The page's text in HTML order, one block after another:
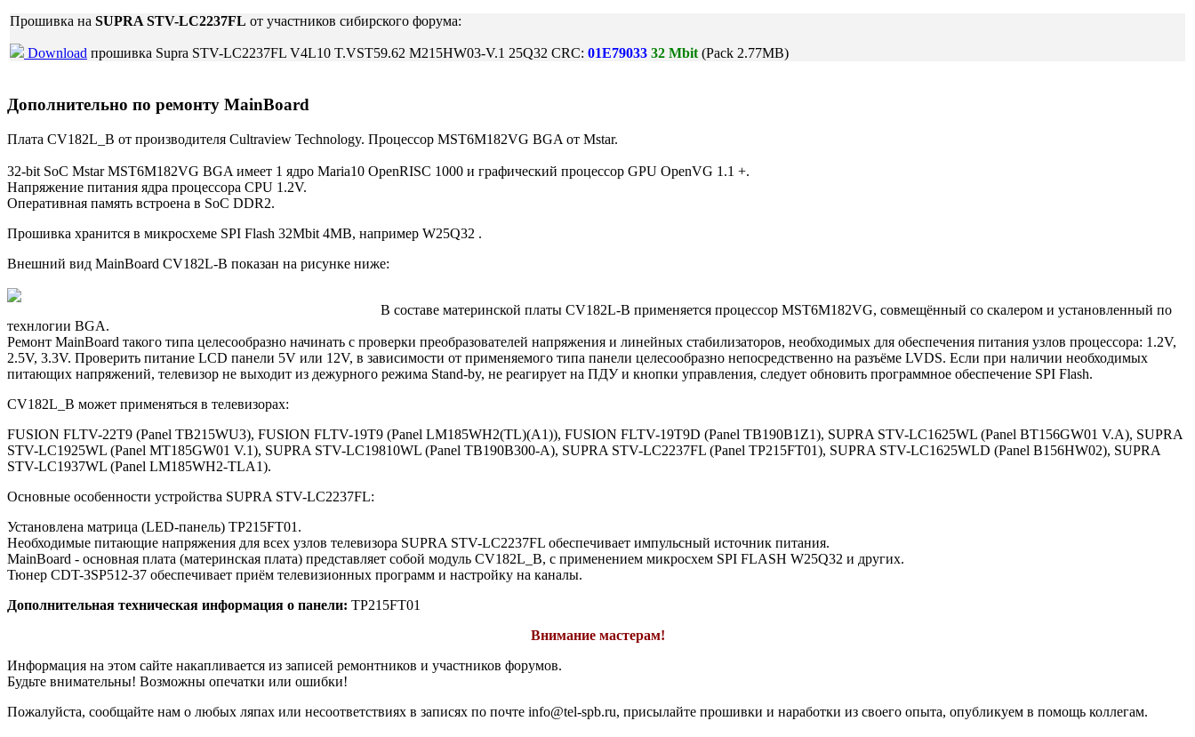
Прошивка на SUPRA STV-LC2237FL от участников сибирского форума:
Download прошивка Supra STV-LC2237FL V4L10 T.VST59.62 M215HW03-V.1 25Q32 CRC: 01E79033 32 Mbit (Pack 2.77MB)
Дополнительно по ремонту MainBoard
Плата CV182L_B от производителя Cultraview Technology. Процессор MST6M182VG BGA от Mstar.
32-bit SoC Mstar MST6M182VG BGA имеет 1 ядро Maria10 OpenRISC 1000 и графический процессор GPU OpenVG 1.1 +.
Напряжение питания ядра процессора CPU 1.2V.
Оперативная память встроена в SoC DDR2.
Прошивка хранится в микросхеме SPI Flash 32Mbit 4MB, например W25Q32 .
Внешний вид MainBoard CV182L-B показан на рисунке ниже:
В составе материнской платы CV182L-B применяется процессор MST6M182VG, совмещённый со скалером и установленный по
технлогии BGA.
Ремонт MainBoard такого типа целесообразно начинать с проверки преобразователей напряжения и линейных стабилизаторов, необходимых для обеспечения питания узлов процессора: 1.2V,
2.5V, 3.3V. Проверить питание LCD панели 5V или 12V, в зависимости от применяемого типа панели целесообразно непосредственно на разъёме LVDS. Если при наличии необходимых
питающих напряжений, телевизор не выходит из дежурного режима Stand-by, не реагирует на ПДУ и кнопки управления, следует обновить программное обеспечение SPI Flash.
CV182L_B может применяться в телевизорах:
FUSION FLTV-22T9 (Panel TB215WU3), FUSION FLTV-19T9 (Panel LM185WH2(TL)(A1)), FUSION FLTV-19T9D (Panel TB190B1Z1), SUPRA STV-LC1625WL (Panel BT156GW01 V.A), SUPRA
STV-LC1925WL (Panel MT185GW01 V.1), SUPRA STV-LC19810WL (Panel TB190B300-A), SUPRA STV-LC2237FL (Panel TP215FT01), SUPRA STV-LC1625WLD (Panel B156HW02), SUPRA
STV-LC1937WL (Panel LM185WH2-TLA1).
Основные особенности устройства SUPRA STV-LC2237FL:
Установлена матрица (LED-панель) TP215FT01.
Необходимые питающие напряжения для всех узлов телевизора SUPRA STV-LC2237FL обеспечивает импульсный источник питания.
MainBoard - основная плата (материнская плата) представляет собой модуль CV182L_B, с применением микросхем SPI FLASH W25Q32 и других.
Тюнер CDT-3SP512-37 обеспечивает приём телевизионных программ и настройку на каналы.
Дополнительная техническая информация о панели: TP215FT01
Внимание мастерам!
Информация на этом сайте накапливается из записей ремонтников и участников форумов.
Будьте внимательны! Возможны опечатки или ошибки!
Пожалуйста, сообщайте нам о любых ляпах или несоответствиях в записях по почте info@tel-spb.ru, присылайте прошивки и наработки из своего опыта, опубликуем в помощь коллегам.